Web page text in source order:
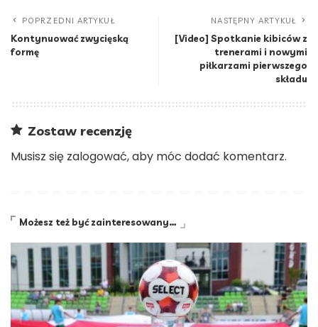
POPRZEDNI ARTYKUŁ
Kontynuować zwycięską
formę
NASTĘPNY ARTYKUŁ
[Video] Spotkanie kibiców z
trenerami i nowymi
piłkarzami pierwszego
składu
Zostaw recenzję
Musisz się zalogować, aby móc dodać komentarz.
Możesz też być zainteresowany…